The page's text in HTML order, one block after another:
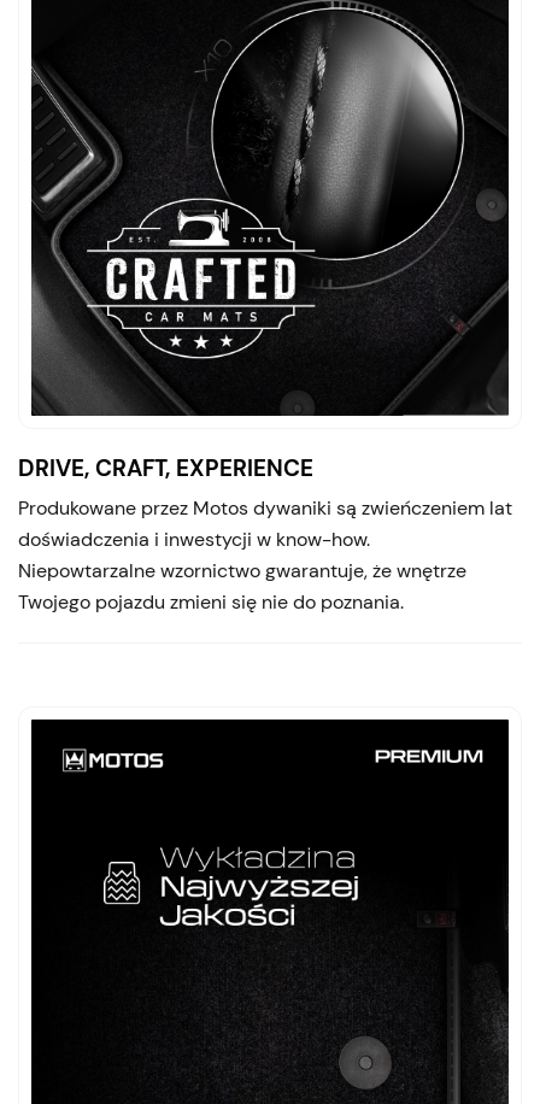
DRIVE, CRAFT, EXPERIENCE
Produkowane przez Motos dywaniki są zwieńczeniem lat
doświadczenia i inwestycji w know-how.
Niepowtarzalne wzornictwo gwarantuje, że wnętrze
Twojego pojazdu zmieni się nie do poznania.